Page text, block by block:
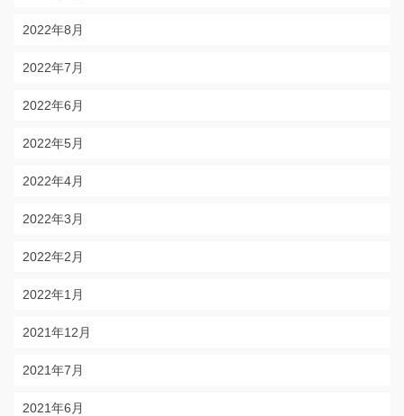
2022年8月
2022年7月
2022年6月
2022年5月
2022年4月
2022年3月
2022年2月
2022年1月
2021年12月
2021年7月
2021年6月